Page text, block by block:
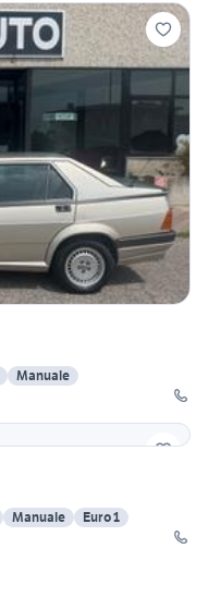
Manuale
Manuale
Euro 1